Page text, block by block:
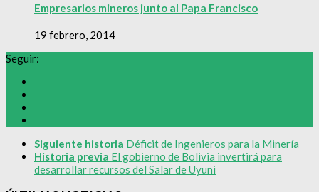
Empresarios mineros junto al Papa Francisco
19 febrero, 2014
Seguir:
Siguiente historia Déficit de Ingenieros para la Minería
Historia previa El gobierno de Bolivia invertirá para
desarrollar recursos del Salar de Uyuni